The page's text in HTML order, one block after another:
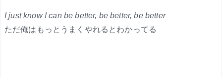
I just know I can be better, be better, be better
ただ俺はもっとうまくやれるとわかってる